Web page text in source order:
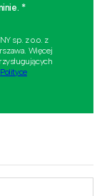
*
sp. z o.o. z
Więcej
Polityce